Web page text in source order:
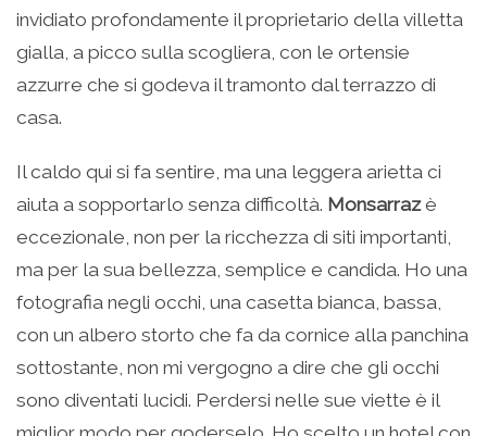
invidiato profondamente il proprietario della villetta
gialla, a picco sulla scogliera, con le ortensie
azzurre che si godeva il tramonto dal terrazzo di
casa.
Il caldo qui si fa sentire, ma una leggera arietta ci
aiuta a sopportarlo senza difficoltà. Monsarrazè
eccezionale, non per la ricchezza di siti importanti,
ma per la sua bellezza, semplice e candida. Ho una
fotografia negli occhi, una casetta bianca, bassa,
con un albero storto che fa da cornice alla panchina
sottostante, non mi vergogno a dire che gli occhi
sono diventati lucidi. Perdersi nelle sue viette è il